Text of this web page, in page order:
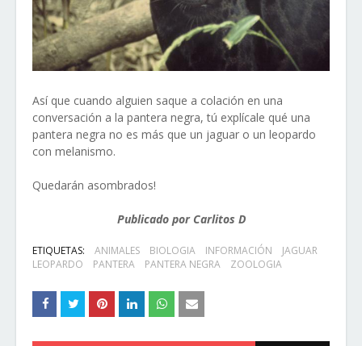
Así que cuando alguien saque a colación en una
conversación a la pantera negra, tú explícale qué una
pantera negra no es más que un jaguar o un leopardo
con melanismo.
Quedarán asombrados!
Publicado por Carlitos D
ETIQUETAS: ANIMALES BIOLOGIA INFORMACIÓN
JAGUAR
LEOPARDO
PANTERA PANTERA NEGRA ZOOLOGIA